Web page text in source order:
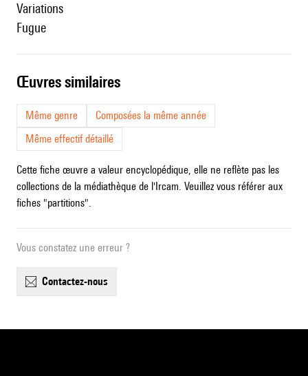
Variations
Fugue
œuvres similaires
Même genre
Composées la même année
Même effectif détaillé
Cette fiche œuvre a valeur encyclopédique, elle ne reflète pas les
collections de la médiathèque de l'Ircam. Veuillez vous référer aux
fiches "partitions".
Vous constatez une erreur ?
contactez-nous